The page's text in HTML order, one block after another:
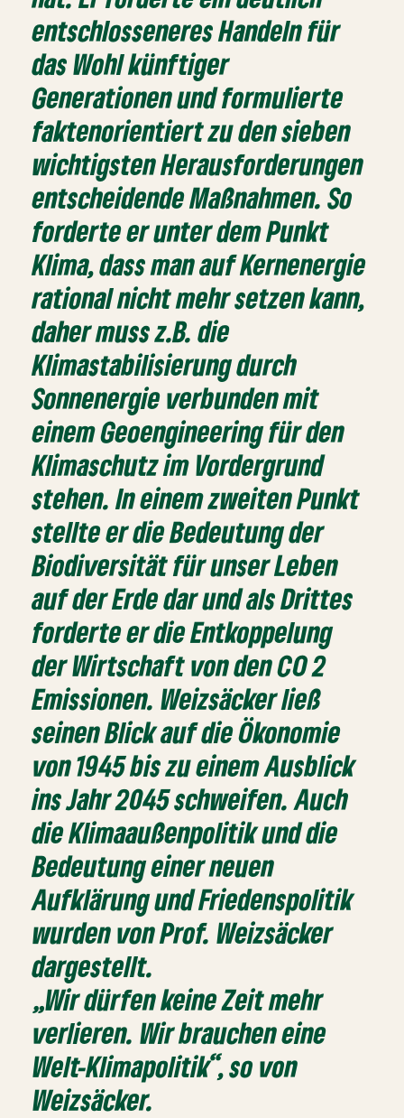
entschlosseneres Handeln für
das Wohl künftiger
Generationen und formulierte
faktenorientiert zu den sieben
wichtigsten Herausforderungen
entscheidende Maßnahmen. So
forderte er unter dem Punkt
Klima, dass man auf Kernenergie
rational nicht mehr setzen kann,
daher muss z.B. die
Klimastabilisierung durch
Sonnenergie verbunden mit
einem Geoengineering für den
Klimaschutz im Vordergrund
stehen. In einem zweiten Punkt
stellte er die Bedeutung der
Biodiversität für unser Leben
auf der Erde dar und als Drittes
forderte er die Entkoppelung
der Wirtschaft von den CO 2
Emissionen. Weizsäcker ließ
seinen Blick auf die Ökonomie
von 1945 bis zu einem Ausblick
ins Jahr 2045 schweifen. Auch
die Klimaaußenpolitik und die
Bedeutung einer neuen
Aufklärung und Friedenspolitik
wurden von Prof. Weizsäcker
dargestellt.
„Wir dürfen keine Zeit mehr
verlieren. Wir brauchen eine
Welt-Klimapolitik“, so von
Weizsäcker.